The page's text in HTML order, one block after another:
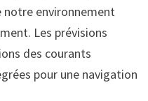
environnement
Les prévisions
des courants
pour une navigation